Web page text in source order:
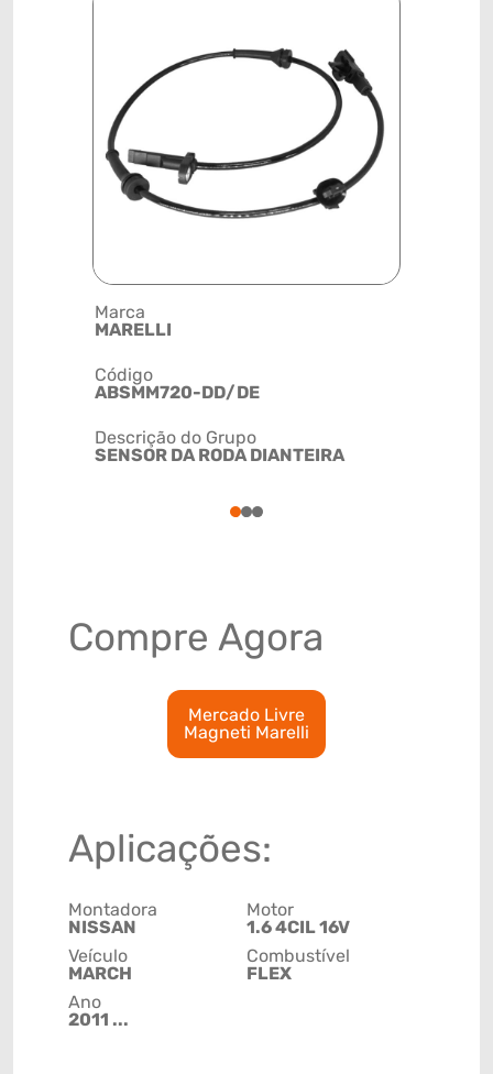
Marca
MARELLI
Código
ABSMM720-DD/DE
Descrição do Grupo
SENSOR DA RODA DIANTEIRA
123
Compre Agora
Mercado Livre
Magneti Marelli
Aplicações:
Montadora
NISSAN
Veículo
MARCH
Ano
2011 ...
Motor
1.6 4CIL 16V
Combustível
FLEX